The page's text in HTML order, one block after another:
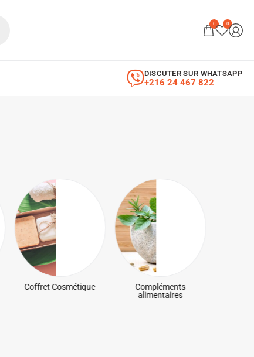
0 0
+216 24 467 822
DISCUTER SUR WHATSAPP
Coffret Cosmétique
Compléments
alimentaires